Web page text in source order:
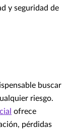
y seguridad de
buscar
riesgo.
ofrece
pérdidas